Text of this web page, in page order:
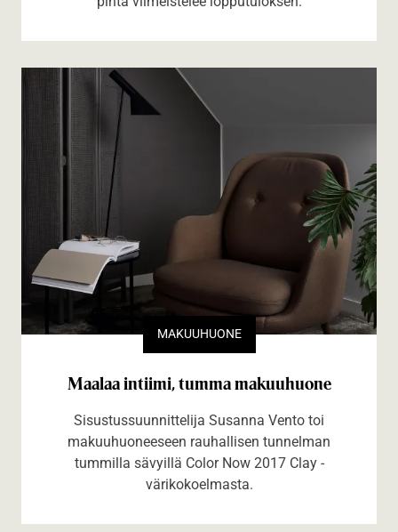
Maalaa intiimi, tumma makuuhuone
MAKUUHUONE
Sisustussuunnittelija Susanna Vento toi
makuuhuoneeseen rauhallisen tunnelman
tummilla sävyillä Color Now 2017 Clay -
värikokoelmasta.